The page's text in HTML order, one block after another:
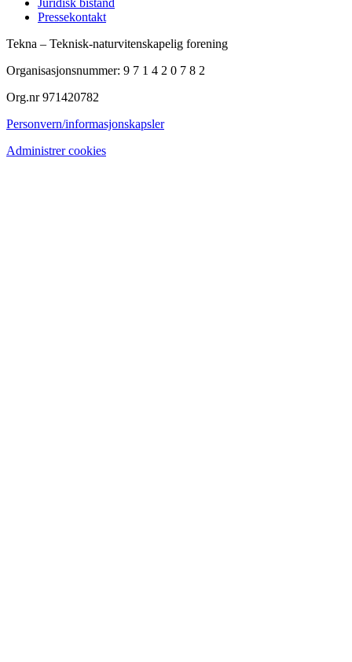
Pressekontakt
Tekna – Teknisk-naturvitenskapelig forening
Organisasjonsnummer: 9 7 1 4 2 0 7 8 2
Org.nr 971420782
Personvern/informasjonskapsler
Administrer cookies